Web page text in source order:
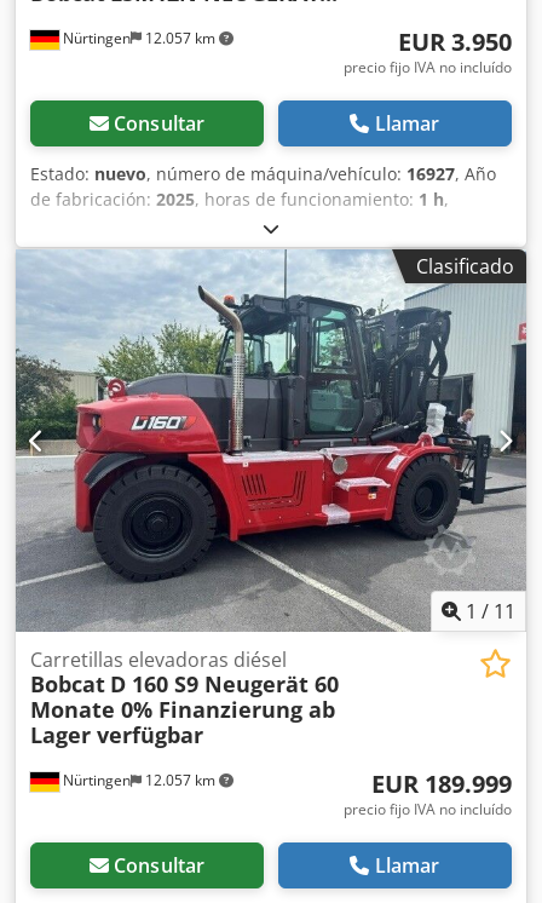
Nürtingen 12.057 km EUR 3.950
precio fijo IVA no incluído
Consultar Llamar
Estado: nuevo, número de máquina/vehículo: 16927, Año
de fabricación: 2025, horas de funcionamiento: 1 h,
1.200 kg, altura de elevación:
mm, centro de carga:600 mm, tipo de combustible:
eléctrico , tipo de mástil: Simplex
, altura de construcción:
, voltaje de la batería:24 V, longitud de la
horquilla:1.150 mm, peso total:576 kg, 5108763 Número
de serie: OBWNL-003130 Dsdpfxsyv S Rmo Amlskr
Especificaciones de la batería: 24 V, 60 Ah.
Clasificado
1 / 11
Nürtingen 12.057 km
Carretillas elevadoras diésel
Bobcat D 160 S9 Neugerät 60
Monate 0% Finanzierung ab
Lager verfügbar
EUR 189.999
precio fijo IVA no incluído
Consultar Llamar